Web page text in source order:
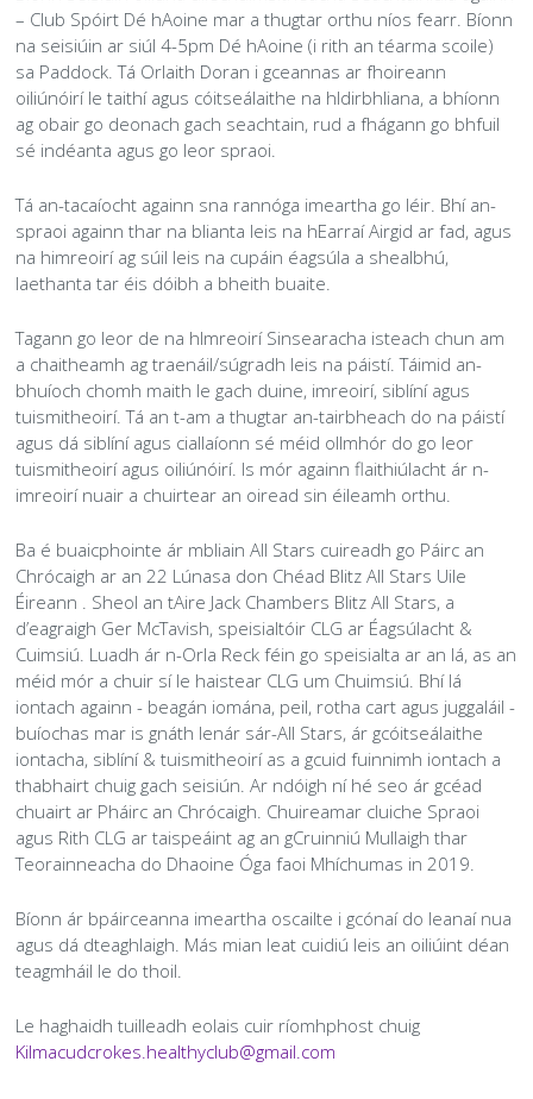
Coiste Camógaíochta
Coiste Peile
Coiste Iomána
Coiste Peil na mBan
Coiste na nÓg
Kilmacud Crokes Club Brand and Sponsorship Policy
Ballraíocht
An Naíoscoil
Bainistíocht Páirce
Aimsitheoir Páirce
Siopa
Stráitéis Pleanála
Fé 8
Fé 9
Fé 10
Fé 11
Fé 12
Gailearaí
Fé 7
Fé 8
Fé 9
Fé 10
Fé 11
Comórtas na nÓg
Gailearaí
Fé 6
Fé 7
Fé 8
Fé 9
Fé 10
Fé 12
Liosta na gCluichí & Torthaí
Comórtas na nÓg
Gailearaí
Foirne ►
An Naíoscoil
Fé 8
Fé 9
Fé 10
Fé 12
Liosta na gCluichí & Torthaí
Comórtas na nÓg
Gailearaí
Fé 14
Fé 15
Fé 16
Mionúr
Comórtas 7-an-taobh na n-Óg
Gailearaí
Fé 13
Fé 14
Fé 15
Fé 16
Mionúr
Liosta na gCluichí & Torthaí
Comórtas 7-an-taobh na n-Óg
Gailearaí
Foirne ►
Fé 13
Fé 14
Fé 15
Fé 16
Liosta na gCluichí & Torthaí
Comórtas 7-an-Taobh na n-Óg
Gailearaí
Peil na mBan F13–F18 ►
Foirne
Fé 13
Fé 14
Fé 15
Mionúr
Liosta na gCluichí & Torthaí
Comórtas 7-an-taobh na n-Óg
Gailearaí
Fé 21
Sóisear
Idirmhéanach
Sinsir
Liosta na gCluichí & Torthaí
7-an Taobh
Gailearaí
Foirne ►
Sóisear
Idirmhéanach
Sinsir
Liosta na gCluichí & Torthaí
7-an-Taobh
Gailearaí
Peil Fásta ►
Foirne
Sóisear
Idirmhéanach
Sinsir
Liosta na gCluichí & Torthaí
7-an-Taobh
Gailearaí
Peil na mBan Fásta
Foirne ►
Sóisear
Idirmhéanach
Peil do Mháithreacha
Liosta na gCluichí & Torthaí
Gailearaí
Oiliúnóirí
Réiteoirí
Leas Leanaí
Éiteas an Chlub
Polasaithe Club ►
Cód Iompair do Chóitseálaithe, do Mheantóirí agus
d'Oiliúnóirí
Cód Iompair do Thuismitheoirí
Cód Iompraíochta d’Imreoirí
Cód Iompair do Thacadóirí
Beartas um Míchumas agus Riachtanais Speisialta
Beartas Cuimsithe
Íomhánna Grianghrafadóireachta agus Treoirlínte don
Láithreán Gréasáin
Beartas Saor ó Thobac agus Vape
Beartas um Úsáid Substaintí
Beartas Príobháideachais
Grinnfhiosrúchán an Gharda Síochána
Leas an Imreora
Pobal ►
Ár n-Urraitheoir
Na Uile Réaltaí
Líonra Gnó
Cór na gCrócaigh
Conas is féidir linn a chinntiú go bhfuil ár gclubanna
agus ár bhFoirne aonair Cuimsitheach?
Cad iad na cineálacha éagsúla míchumais?
Cén chuma atá ar Chuimsiú inár gclub?
Conas is féidir leat do sheisiúin a mhodhnú le bheith
cuimsitheach?
Polasaithe Ilchineálachta & Cuimsithe
Gaeilge
Club Glas
Club Sláintiúil
Cumann Staire
Rothaithe KC
Bothán na bhFear
RIP
An Teach
Beár Kilmac
Caifé an Bhaile
Seomra in Áraithe
Pitch Advertising
Ionad Spórt
Snúcar
Snooker Terms and Conditions
Leadóg
Glaoigh Orainn
– Club Spóirt Dé hAoine mar a thugtar orthu níos fearr. Bíonn
na seisiúin ar siúl 4-5pm Dé hAoine (i rith an téarma scoile)
sa Paddock. Tá Orlaith Doran i gceannas ar fhoireann
oiliúnóirí le taithí agus cóitseálaithe na hIdirbhliana, a bhíonn
ag obair go deonach gach seachtain, rud a fhágann go bhfuil
sé indéanta agus go leor spraoi.
Tá an-tacaíocht againn sna rannóga imeartha go léir. Bhí an-
spraoi againn thar na blianta leis na hEarraí Airgid ar fad, agus
na himreoirí ag súil leis na cupáin éagsúla a shealbhú,
laethanta tar éis dóibh a bheith buaite.
Tagann go leor de na hImreoirí Sinsearacha isteach chun am
a chaitheamh ag traenáil/súgradh leis na páistí. Táimid an-
bhuíoch chomh maith le gach duine, imreoirí, siblíní agus
tuismitheoirí. Tá an t-am a thugtar an-tairbheach do na páistí
agus dá siblíní agus ciallaíonn sé méid ollmhór do go leor
tuismitheoirí agus oiliúnóirí. Is mór againn flaithiúlacht ár n-
imreoirí nuair a chuirtear an oiread sin éileamh orthu.
Ba é buaicphointe ár mbliain All Stars cuireadh go Páirc an
Chrócaigh ar an 22 Lúnasa don Chéad Blitz All Stars Uile
Éireann . Sheol an tAire Jack Chambers Blitz All Stars, a
d’eagraigh Ger McTavish, speisialtóir CLG ar Éagsúlacht &
Cuimsiú. Luadh ár n-Orla Reck féin go speisialta ar an lá, as an
méid mór a chuir sí le haistear CLG um Chuimsiú. Bhí lá
iontach againn - beagán iomána, peil, rotha cart agus juggaláil -
buíochas mar is gnáth lenár sár-All Stars, ár gcóitseálaithe
iontacha, siblíní & tuismitheoirí as a gcuid fuinnimh iontach a
thabhairt chuig gach seisiún. Ar ndóigh ní hé seo ár gcéad
chuairt ar Pháirc an Chrócaigh. Chuireamar cluiche Spraoi
agus Rith CLG ar taispeáint ag an gCruinniú Mullaigh thar
Teorainneacha do Dhaoine Óga faoi Mhíchumas in 2019.
Bíonn ár bpáirceanna imeartha oscailte i gcónaí do leanaí nua
agus dá dteaghlaigh. Más mian leat cuidiú leis an oiliúint déan
teagmháil le do thoil.
Le haghaidh tuilleadh eolais cuir ríomhphost chuig
Kilmacudcrokes.healthyclub@gmail.com